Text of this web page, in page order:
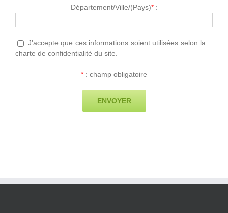
Département/Ville/(Pays)*:
J'accepte que ces informations soient utilisées selon la
charte de confidentialité du site.
* : champ obligatoire